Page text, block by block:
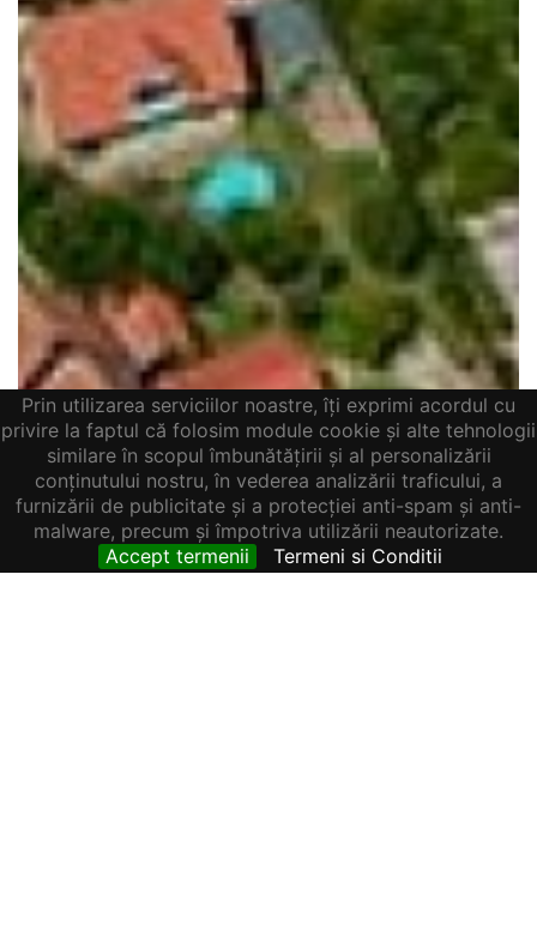
Prin utilizarea serviciilor noastre, îți exprimi acordul cu
privire la faptul că folosim module cookie și alte tehnologii
similare în scopul îmbunătățirii și al personalizării
conținutului nostru, în vederea analizării traficului, a
furnizării de publicitate și a protecției anti-spam și anti-
malware, precum și împotriva utilizării neautorizate.
Accept termenii
Termeni si Conditii